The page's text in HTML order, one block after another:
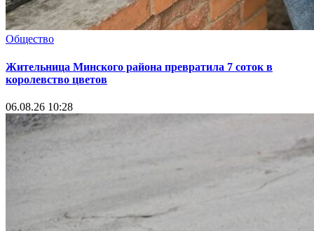
Общество
Жительница Минского района превратила 7 соток в
королевство цветов
06.08.26 10:28